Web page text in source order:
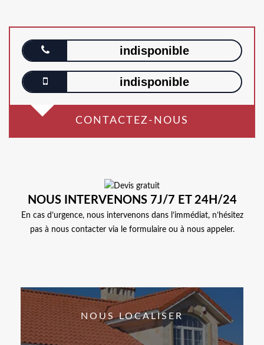
indisponible
indisponible
CONTACTEZ-NOUS
NOUS INTERVENONS 7J/7 ET 24H/24
En cas d’urgence, nous intervenons dans l’immédiat, n’hésitez
pas à nous contacter via le formulaire ou à nous appeler.
NOUS LOCALISER